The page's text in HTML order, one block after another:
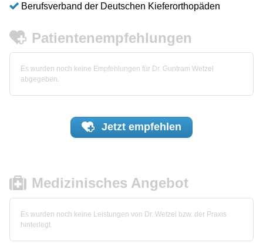
Berufsverband der Deutschen Kieferorthopäden
Patientenempfehlungen
Es wurden noch keine Empfehlungen für Dr. Guntram Wetzel
abgegeben.
Jetzt empfehlen
Medizinisches Angebot
Es wurden noch keine Leistungen von Dr. Wetzel bzw. der Praxis
hinterlegt.